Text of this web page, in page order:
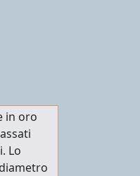
in oro
Lo